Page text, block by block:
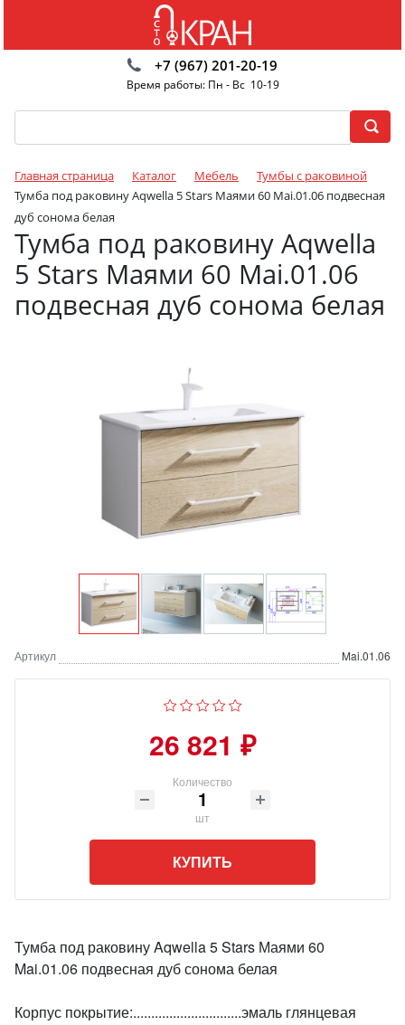
+7 (967) 201-20-19
Время работы: Пн - Вс 10-19
Главная страница Каталог Мебель
Тумбы с раковиной
Тумба под раковину Aqwella 5 Stars Маями 60 Mai.01.06 подвесная
дуб сонома белая
Тумба под раковину Aqwella
5 Stars Маями 60 Mai.01.06
подвесная дуб сонома белая
Артикул Mai.01.06
26 821 ₽
Количество
шт
КУПИТЬ
Тумба под раковину Aqwella 5 Stars Маями 60
Mai.01.06 подвесная дуб сонома белая
Корпус покрытие:..............................эмаль глянцевая